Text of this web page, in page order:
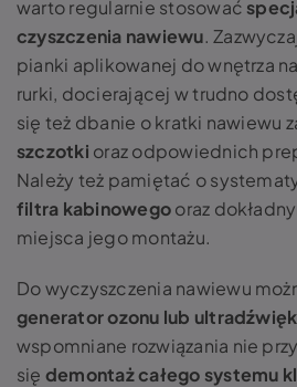
warto regularnie stosować
czyszczenia nawiewu.
pianki aplikowanej do wnętrza
rurki, docierającej w trudno
się też dbanie o kratki nawiewu
szczotki oraz odpowiednich
Należy też pamiętać o
filtra kabinowegooraz
miejsca jego montażu.
Do wyczyszczenia nawiewu
generator ozonu lub
wspomniane rozwiązania nie
się demontaż całego systemu